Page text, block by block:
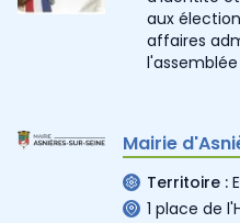
aux
affaires
Mairie
Territoire :
1 place de